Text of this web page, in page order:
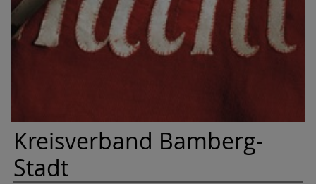
Kreisverband Bamberg-
Stadt